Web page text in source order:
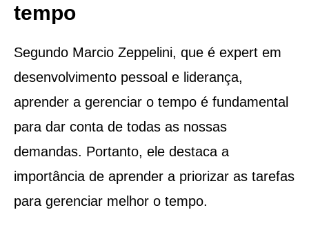
tempo
Segundo Marcio Zeppelini, que é expert em
desenvolvimento pessoal e liderança,
aprender a gerenciar o tempo é fundamental
para dar conta de todas as nossas
demandas. Portanto, ele destaca a
importância de aprender a priorizar as tarefas
para gerenciar melhor o tempo.